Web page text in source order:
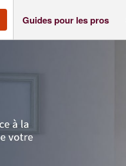
Guides pour les pros